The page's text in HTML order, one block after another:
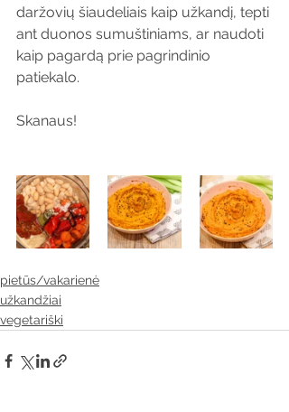
daržovių šiaudeliais kaip užkandį, tepti
ant duonos sumuštiniams, ar naudoti
kaip pagardą prie pagrindinio
patiekalo.
Skanaus!
pietūs/vakarienė
užkandžiai
vegetariški